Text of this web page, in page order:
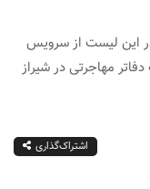
این لیست از سرویس
مهاجرتی در شیراز
اشتراک‌گذاری